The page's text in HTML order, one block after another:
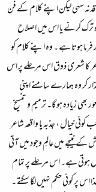
سہی لیکن اپنے کلام کے فن
ترک کرنے یا اس میں اصلاح
ہوتا ہے ۔ وہ اپنے کلام کو
کا شعری ذوق اس مرحلے پر اس
کر وہ ہمارے سامنے اپنی
زیادہ ہو گا۔ ترمیم و تنسیخ
خیال ، جذبہ یا واقعہ شاعر
نتیجے میں عالمِ وجود میں آتی
ہوتی ہے۔ اس مرحلے پر تمام
پر کوئی حکم نہیں لگا سکتے ۔